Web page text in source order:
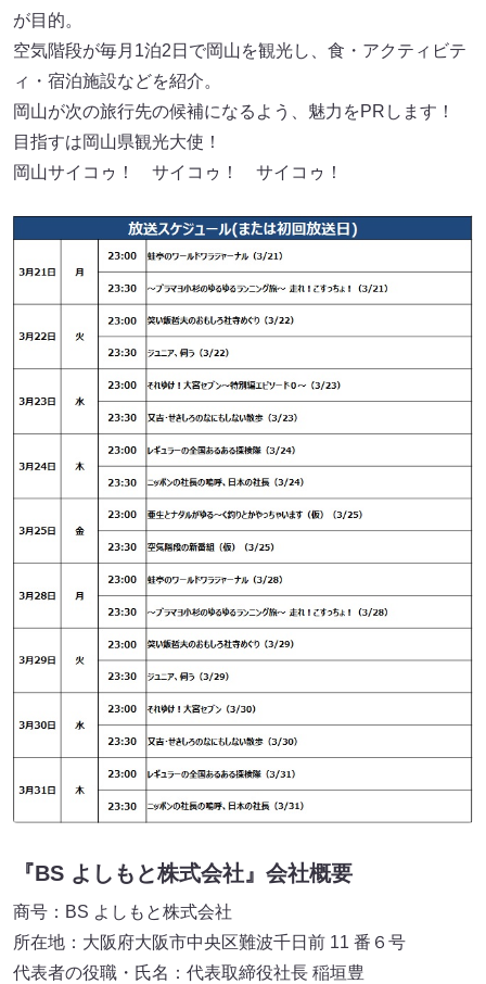
が目的。
空気階段が毎月1泊2日で岡山を観光し、食・アクティビテ
ィ・宿泊施設などを紹介。
岡山が次の旅行先の候補になるよう、魅力をPRします！
目指すは岡山県観光大使！
岡山サイコゥ！ サイコゥ！ サイコゥ！
『BS よしもと株式会社』会社概要
商号：BS よしもと株式会社
所在地：大阪府大阪市中央区難波千日前 11 番６号
代表者の役職・氏名：代表取締役社長 稲垣豊